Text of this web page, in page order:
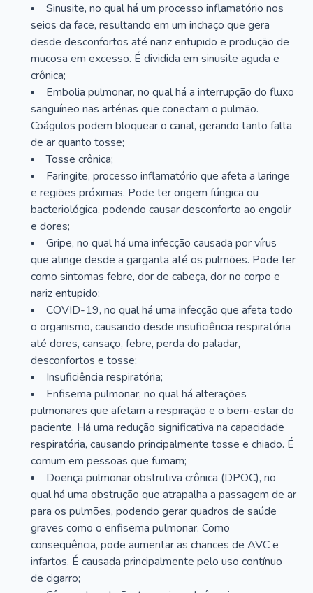
Sinusite, no qual há um processo inflamatório nos
seios da face, resultando em um inchaço que gera
desde desconfortos até nariz entupido e produção de
mucosa em excesso. É dividida em sinusite aguda e
crônica;
Embolia pulmonar, no qual há a interrupção do fluxo
sanguíneo nas artérias que conectam o pulmão.
Coágulos podem bloquear o canal, gerando tanto falta
de ar quanto tosse;
Tosse crônica;
Faringite, processo inflamatório que afeta a laringe
e regiões próximas. Pode ter origem fúngica ou
bacteriológica, podendo causar desconforto ao engolir
e dores;
Gripe, no qual há uma infecção causada por vírus
que atinge desde a garganta até os pulmões. Pode ter
como sintomas febre, dor de cabeça, dor no corpo e
nariz entupido;
COVID-19, no qual há uma infecção que afeta todo
o organismo, causando desde insuficiência respiratória
até dores, cansaço, febre, perda do paladar,
desconfortos e tosse;
Insuficiência respiratória;
Enfisema pulmonar, no qual há alterações
pulmonares que afetam a respiração e o bem-estar do
paciente. Há uma redução significativa na capacidade
respiratória, causando principalmente tosse e chiado. É
comum em pessoas que fumam;
Doença pulmonar obstrutiva crônica (DPOC), no
qual há uma obstrução que atrapalha a passagem de ar
para os pulmões, podendo gerar quadros de saúde
graves como o enfisema pulmonar. Como
consequência, pode aumentar as chances de AVC e
infartos. É causada principalmente pelo uso contínuo
de cigarro;